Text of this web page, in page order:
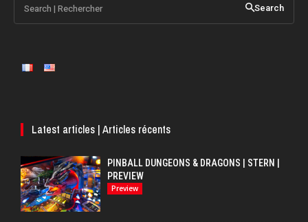
Search | Rechercher Search
Latest articles | Articles récents
PINBALL DUNGEONS & DRAGONS | STERN |
PREVIEW
Preview